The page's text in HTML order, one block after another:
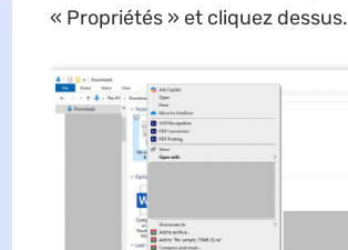
« Propriétés » et cliquez dessus.